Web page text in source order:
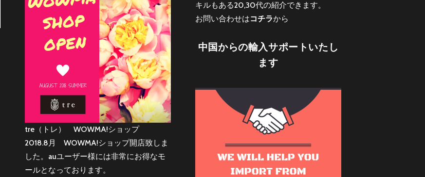
tre（トレ） WOWMA!ショップ
2018.8月 WOWMA!ショップ開店致しま
した。auユーザー様には非常にお得なモ
ールとなっております。
キルもある20,30代の紹介できます。
お問い合わせはコチラから
中国からの輸入サポートいたし
ます